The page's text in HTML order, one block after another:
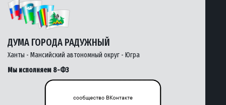
ДУМА ГОРОДА РАДУЖНЫЙ
Ханты - Мансийский автономный округ - Югра
Мы исполняем 8-ФЗ